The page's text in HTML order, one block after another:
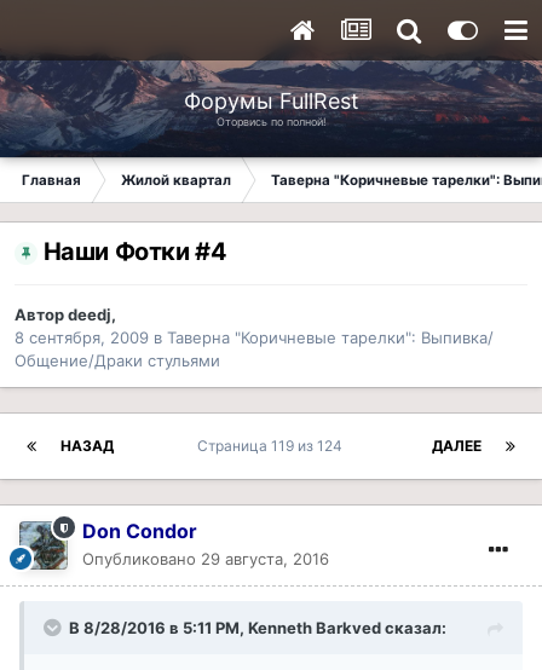
Форумы FullRest
Оторвись по полной!
Главная Жилой квартал Таверна "Коричневые тарелки":
Наши Фотки #4
Авторdeedj,
8 сентября, 2009 в Таверна "Коричневые тарелки": Выпивка/
Общение/Драки стульями
НАЗАД ДАЛЕЕ
Страница 119 из 124
Don Condor
Опубликовано 29 августа, 2016
В 8/28/2016 в 5:11 PM, Kenneth Barkved сказал: